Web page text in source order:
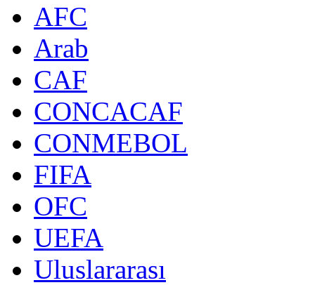
AFC
Arab
CAF
CONCACAF
CONMEBOL
FIFA
OFC
UEFA
Uluslararası